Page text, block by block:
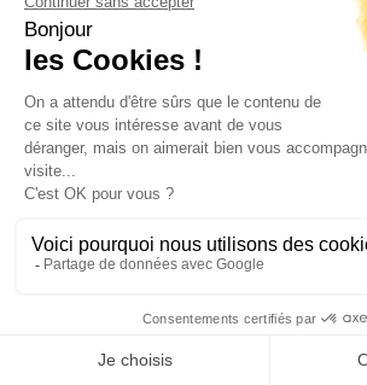
Formulaire de contact
Suivez-nous